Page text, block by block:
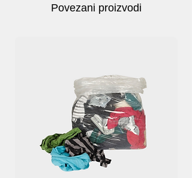
bez mirisa. Funkcionalni dizajn otvora za
Pomoć pri jahanju:
Poboljšajte svoje iskustvo vožnje s
povjerenjem. Dlan ima dizajn karirane
teksture sa sintetičkom kožom, pružajući
pojačano trenje i protukliznu potporu
tijekom vožnje motocikla ili bicikla.
Iskusite neusporedivu svestranost i
Povezani proizvodi